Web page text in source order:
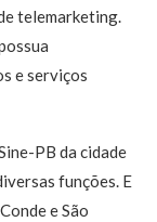
telemarketing.
e serviços
PB da cidade
funções. E
e São